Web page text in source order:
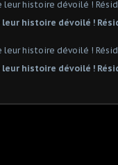
leur histoire dévoilé !
leur histoire dévoilé !